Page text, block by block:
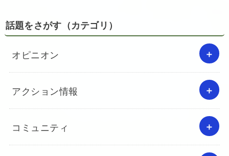
話題をさがす（カテゴリ）
オピニオン
アクション情報
コミュニティ